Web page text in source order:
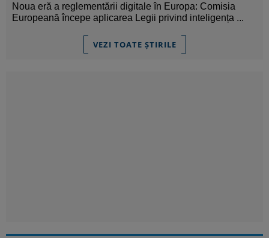
Noua eră a reglementării digitale în Europa: Comisia
Europeană începe aplicarea Legii privind inteligența ...
VEZI TOATE ȘTIRILE